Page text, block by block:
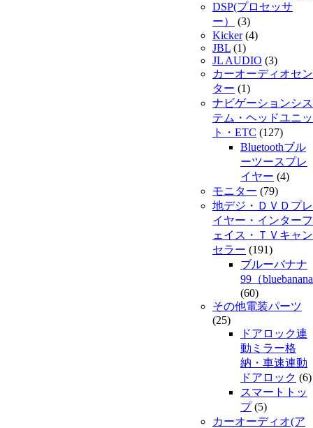
DSP(プロセッサ
ー）
(3)
Kicker(4)
JBL (1)
JL AUDIO (3)
カーオーディオセン
ター (1)
ナビゲーションシス
テム・ヘッドユニッ
ト・ETC (127)
Bluetoothブル
ーツースプレ
イヤー (4)
モニター (79)
地デジ・ＤＶＤプレ
イヤー・インターフ
ェイス・ＴＶキャン
セラー (191)
ブルーバナナ
99（
(60)
その他電装パーツ
(25)
ドアロック連
動ミラー格
納・車速連動
ドアロック (6)
スマートトッ
プ(5)
カーオーディオ(ア